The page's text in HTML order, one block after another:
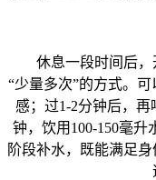
休息一段时间后，
“少量多次”的方式。
感；过1-2分钟后，再
钟，饮用100-150毫
阶段补水，既能满足